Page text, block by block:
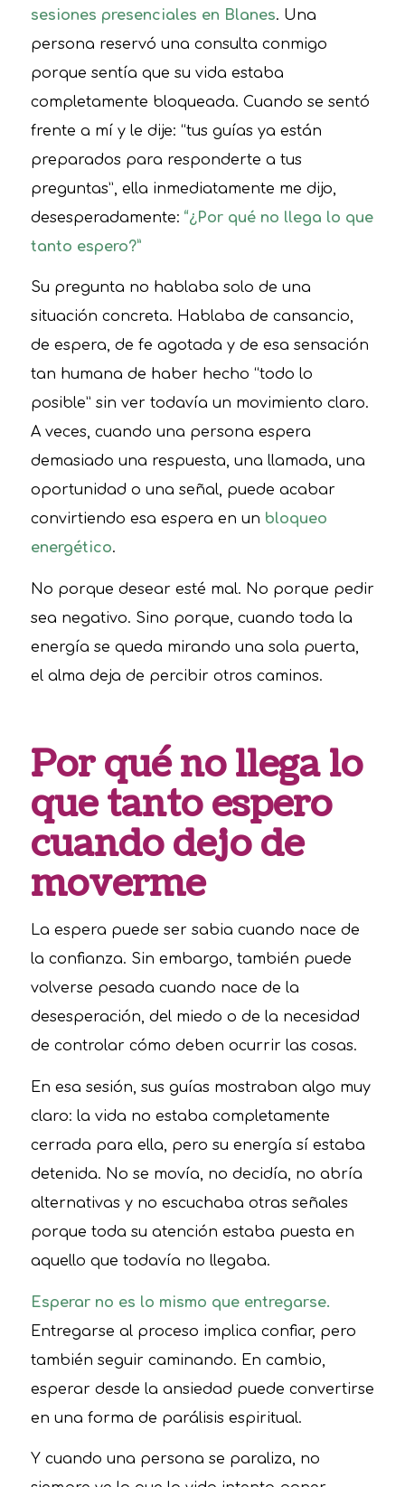
sesiones presenciales en Blanes. Una
persona reservó una consulta conmigo
porque sentía que su vida estaba
completamente bloqueada. Cuando se sentó
frente a mí y le dije: “tus guías ya están
preparados para responderte a tus
preguntas”, ella inmediatamente me dijo,
desesperadamente: “¿Por qué no llega lo que
tanto espero?”
Su pregunta no hablaba solo de una
situación concreta. Hablaba de cansancio,
de espera, de fe agotada y de esa sensación
tan humana de haber hecho “todo lo
posible” sin ver todavía un movimiento claro.
A veces, cuando una persona espera
demasiado una respuesta, una llamada, una
oportunidad o una señal, puede acabar
convirtiendo esa espera en un bloqueo
energético.
No porque desear esté mal. No porque pedir
sea negativo. Sino porque, cuando toda la
energía se queda mirando una sola puerta,
el alma deja de percibir otros caminos.
Por qué no llega lo
que tanto espero
cuando dejo de
moverme
La espera puede ser sabia cuando nace de
la confianza. Sin embargo, también puede
volverse pesada cuando nace de la
desesperación, del miedo o de la necesidad
de controlar cómo deben ocurrir las cosas.
En esa sesión, sus guías mostraban algo muy
claro: la vida no estaba completamente
cerrada para ella, pero su energía sí estaba
detenida. No se movía, no decidía, no abría
alternativas y no escuchaba otras señales
porque toda su atención estaba puesta en
aquello que todavía no llegaba.
Esperar no es lo mismo que entregarse.
Entregarse al proceso implica confiar, pero
también seguir caminando. En cambio,
esperar desde la ansiedad puede convertirse
en una forma de parálisis espiritual.
Y cuando una persona se paraliza, no